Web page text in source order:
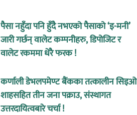
पैसा नहुँदा पनि हुँदै नभएको पैसाको ‘इ-मनी’
जारी गर्छन् वालेट कम्पनीहरु, डिपोजिट र
वालेट रकममा धेरै फरक !
कर्णाली डेभलपमेण्ट बैंकका तत्कालीन सिइओ
शाहसहित तीन जना पक्राउ, संस्थागत
उत्तरदायित्वबारे चर्चा !